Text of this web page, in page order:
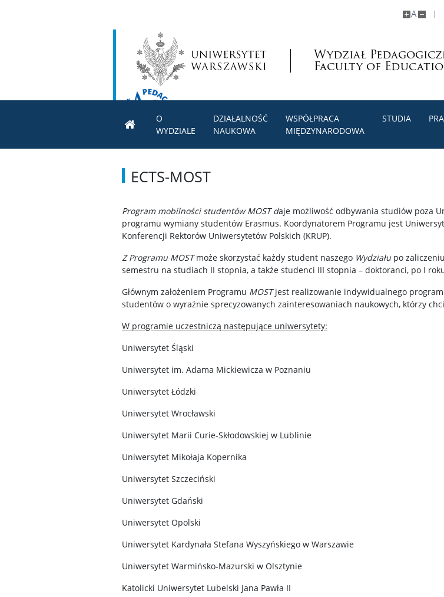
A
Wydział
Faculty of
O
WYDZIALE
DZIAŁALNOŚĆ
NAUKOWA
WSPÓŁPRACA
MIĘDZYNARODOWA
STUDIA
ECTS-MOST
Program mobilności studentów MOSTdaje możliwość odbywania studiów poza
programu wymiany studentów Erasmus. Koordynatorem Programu jest
Konferencji Rektorów Uniwersytetów Polskich (KRUP).
Z Programu MOSTmoże skorzystać każdy student naszego Wydziału po
semestru na studiach II stopnia, a także studenci III stopnia – doktoranci, po I
Głównym założeniem Programu MOSTjest realizowanie indywidualnego
studentów o wyraźnie sprecyzowanych zainteresowaniach naukowych, którzy
W programie uczestniczą następujące uniwersytety:
Uniwersytet Śląski
Uniwersytet im. Adama Mickiewicza w Poznaniu
Uniwersytet Łódzki
Uniwersytet Wrocławski
Uniwersytet Marii Curie-Skłodowskiej w Lublinie
Uniwersytet Mikołaja Kopernika
Uniwersytet Szczeciński
Uniwersytet Gdański
Uniwersytet Opolski
Uniwersytet Kardynała Stefana Wyszyńskiego w Warszawie
Uniwersytet Warmińsko-Mazurski w Olsztynie
Katolicki Uniwersytet Lubelski Jana Pawła II